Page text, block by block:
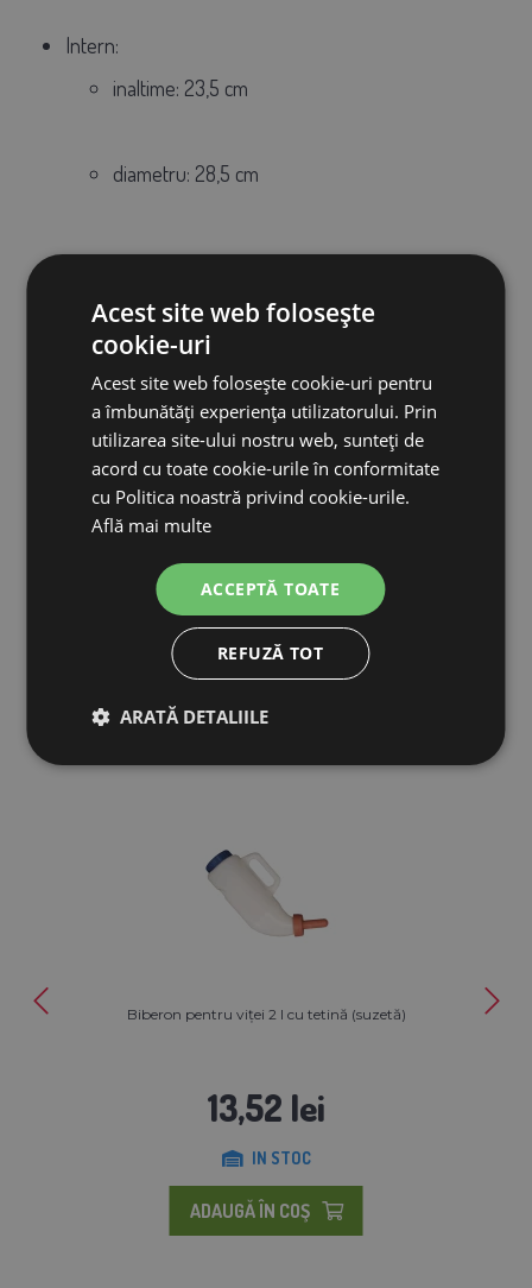
Intern:
inaltime: 23,5 cm
diametru: 28,5 cm
Extern:
inaltime: 24,5 cm
diametru: 31 cm
PRODUSE ASEMĂNĂTOARE
Biberon pentru viței 2 l cu tetină (suzetă)
13,52 lei
IN STOC
ADAUGĂ ÎN COŞ
Acest site web folosește
cookie-uri
Acest site web folosește cookie-uri pentru
a îmbunătăți experiența utilizatorului. Prin
utilizarea site-ului nostru web, sunteți de
acord cu toate cookie-urile în conformitate
cu Politica noastră privind cookie-urile.
Află mai multe
ACCEPTĂ TOATE
REFUZĂ TOT
ARATĂ DETALIILE